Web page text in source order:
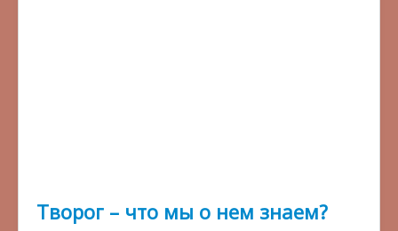
Творог – что мы о нем знаем?